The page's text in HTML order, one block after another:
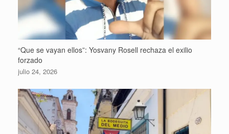
“Que se vayan ellos”: Yosvany Rosell rechaza el exilio
forzado
julio 24, 2026